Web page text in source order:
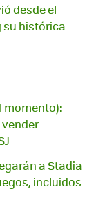
desde el
su histórica
momento):
a Stadia
incluidos